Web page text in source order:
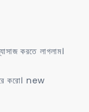
করতে লাগলাম।
করো। new